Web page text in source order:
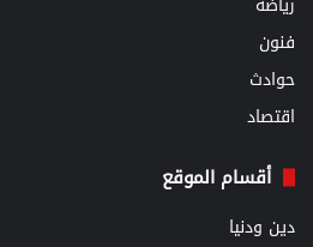
فنون
حوادث
اقتصاد
أقسام الموقع
دين ودنيا